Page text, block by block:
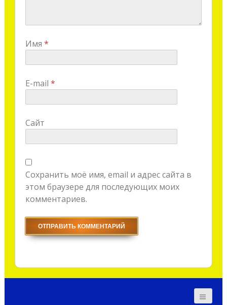
Имя *
E-mail *
Сайт
Сохранить моё имя, email и адрес сайта в
этом браузере для последующих моих
комментариев.